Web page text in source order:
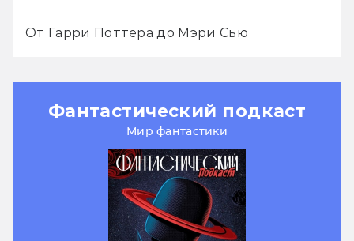
От Гарри Поттера до Мэри Сью
Фантастический подкаст
Мир фантастики